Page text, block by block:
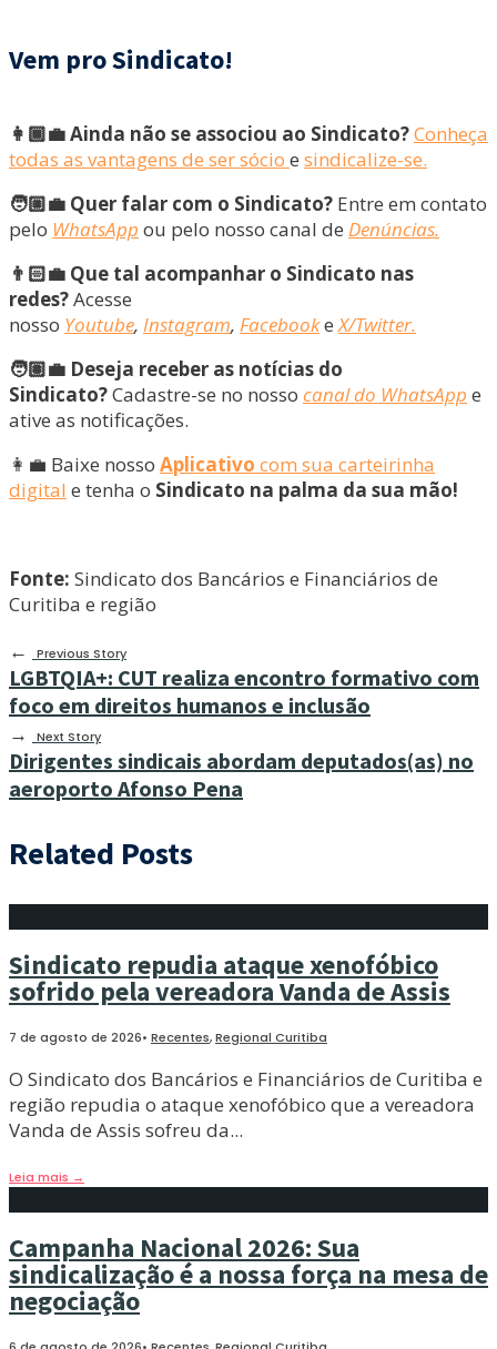
Vem pro Sindicato!
👩🏾‍💼 Ainda não se associou ao Sindicato?Conheça
todas as vantagens de ser sócio e sindicalize-se.
🧑🏼‍💼 Quer falar com o Sindicato? Entre em contato
pelo WhatsApp ou pelo nosso canal de Denúncias.
👨🏻‍💼 Que tal acompanhar o Sindicato nas
redes?Acesse
nosso Youtube, Instagram, FacebookeX/Twitter.
🧑🏽‍💼 Deseja receber as notícias do
Sindicato?Cadastre-se no nosso canal do WhatsApp e
ative as notificações.
👩‍💼 Baixe nosso Aplicativo com sua carteirinha
digital e tenha o Sindicato na palma da sua mão!
Fonte: Sindicato dos Bancários e Financiários de
Curitiba e região
←
Previous Story
LGBTQIA+: CUT realiza encontro formativo com
foco em direitos humanos e inclusão
→ Next Story
Dirigentes sindicais abordam deputados(as) no
aeroporto Afonso Pena
Related Posts
Sindicato repudia ataque xenofóbico
sofrido pela vereadora Vanda de Assis
7 de agosto de 2026• Recentes,Regional Curitiba
O Sindicato dos Bancários e Financiários de Curitiba e
região repudia o ataque xenofóbico que a vereadora
Vanda de Assis sofreu da...
Leia mais →
Campanha Nacional 2026: Sua
sindicalização é a nossa força na mesa de
negociação